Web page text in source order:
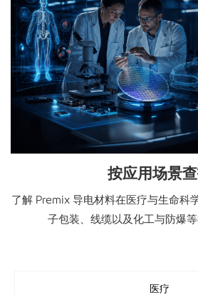
按应用场景
了解 Premix 导电材料在医疗与生命科
子包装、线缆以及化工与防爆等
医疗